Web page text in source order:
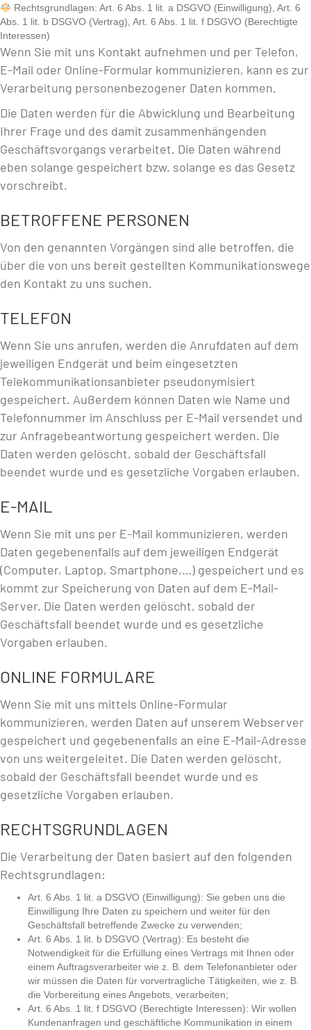
Rechtsgrundlagen: Art. 6 Abs. 1 lit. a DSGVO (Einwilligung), Art. 6
Abs. 1 lit. b DSGVO (Vertrag), Art. 6 Abs. 1 lit. f DSGVO (Berechtigte
Interessen)
Wenn Sie mit uns Kontakt aufnehmen und per Telefon,
E-Mail oder Online-Formular kommunizieren, kann es zur
Verarbeitung personenbezogener Daten kommen.
Die Daten werden für die Abwicklung und Bearbeitung
Ihrer Frage und des damit zusammenhängenden
Geschäftsvorgangs verarbeitet. Die Daten während
eben solange gespeichert bzw. solange es das Gesetz
vorschreibt.
BETROFFENE PERSONEN
Von den genannten Vorgängen sind alle betroffen, die
über die von uns bereit gestellten Kommunikationswege
den Kontakt zu uns suchen.
TELEFON
Wenn Sie uns anrufen, werden die Anrufdaten auf dem
jeweiligen Endgerät und beim eingesetzten
Telekommunikationsanbieter pseudonymisiert
gespeichert. Außerdem können Daten wie Name und
Telefonnummer im Anschluss per E-Mail versendet und
zur Anfragebeantwortung gespeichert werden. Die
Daten werden gelöscht, sobald der Geschäftsfall
beendet wurde und es gesetzliche Vorgaben erlauben.
E-MAIL
Wenn Sie mit uns per E-Mail kommunizieren, werden
Daten gegebenenfalls auf dem jeweiligen Endgerät
(Computer, Laptop, Smartphone,…) gespeichert und es
kommt zur Speicherung von Daten auf dem E-Mail-
Server. Die Daten werden gelöscht, sobald der
Geschäftsfall beendet wurde und es gesetzliche
Vorgaben erlauben.
ONLINE FORMULARE
Wenn Sie mit uns mittels Online-Formular
kommunizieren, werden Daten auf unserem Webserver
gespeichert und gegebenenfalls an eine E-Mail-Adresse
von uns weitergeleitet. Die Daten werden gelöscht,
sobald der Geschäftsfall beendet wurde und es
gesetzliche Vorgaben erlauben.
RECHTSGRUNDLAGEN
Die Verarbeitung der Daten basiert auf den folgenden
Rechtsgrundlagen:
Art. 6 Abs. 1 lit. a DSGVO (Einwilligung): Sie geben uns die
Einwilligung Ihre Daten zu speichern und weiter für den
Geschäftsfall betreffende Zwecke zu verwenden;
Art. 6 Abs. 1 lit. b DSGVO (Vertrag): Es besteht die
Notwendigkeit für die Erfüllung eines Vertrags mit Ihnen oder
einem Auftragsverarbeiter wie z. B. dem Telefonanbieter oder
wir müssen die Daten für vorvertragliche Tätigkeiten, wie z. B.
die Vorbereitung eines Angebots, verarbeiten;
Art. 6 Abs. 1 lit. f DSGVO (Berechtigte Interessen): Wir wollen
Kundenanfragen und geschäftliche Kommunikation in einem